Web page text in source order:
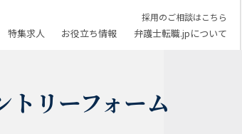
採用のご相談はこちら
特集求人 お役立ち情報 弁護士転職.jpについて
トリーフォーム